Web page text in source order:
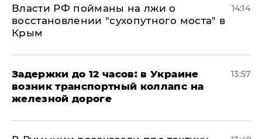
Власти РФ пойманы на лжи о
восстановлении "сухопутного моста" в
Крым
14:14
Задержки до 12 часов: в Украине
возник транспортный коллапс на
железной дороге
13:57